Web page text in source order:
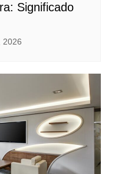
Significado
2026